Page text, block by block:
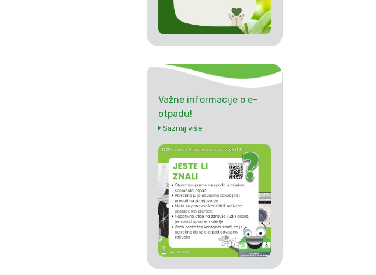
Važne informacije o e-
otpadu!
Saznaj više